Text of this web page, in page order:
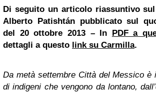
Di seguito un articolo riassuntivo
Alberto Patishtán pubblicato sul
del 20 ottobre 2013 – In PDF a
dettagli a questo link su Carmilla.
Da metà settembre Città del Messico è
di indigeni che vengono da lontano,